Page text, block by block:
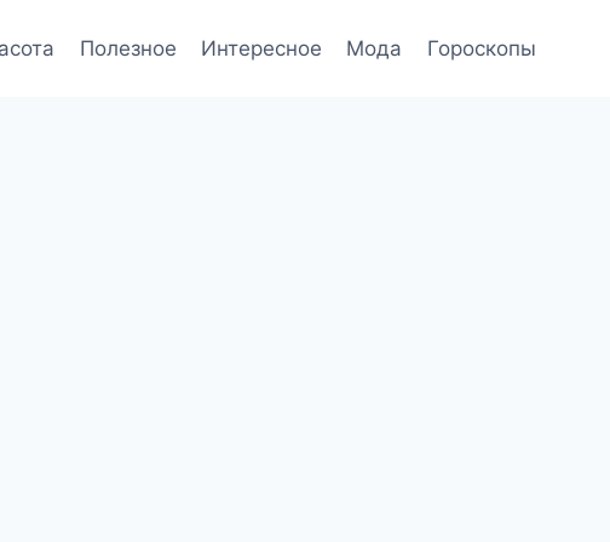
Полезное Интересное Мода Гороскопы